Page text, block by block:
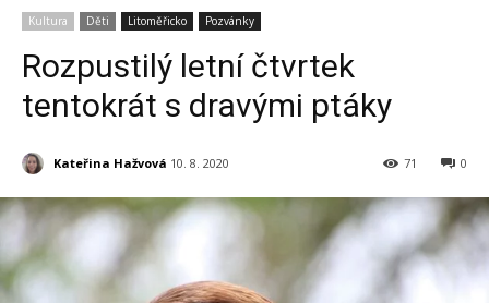
Kultura Děti Litoměřicko Pozvánky
Rozpustilý letní čtvrtek
tentokrát s dravými ptáky
Kateřina Hažvová 10. 8. 2020 0
71